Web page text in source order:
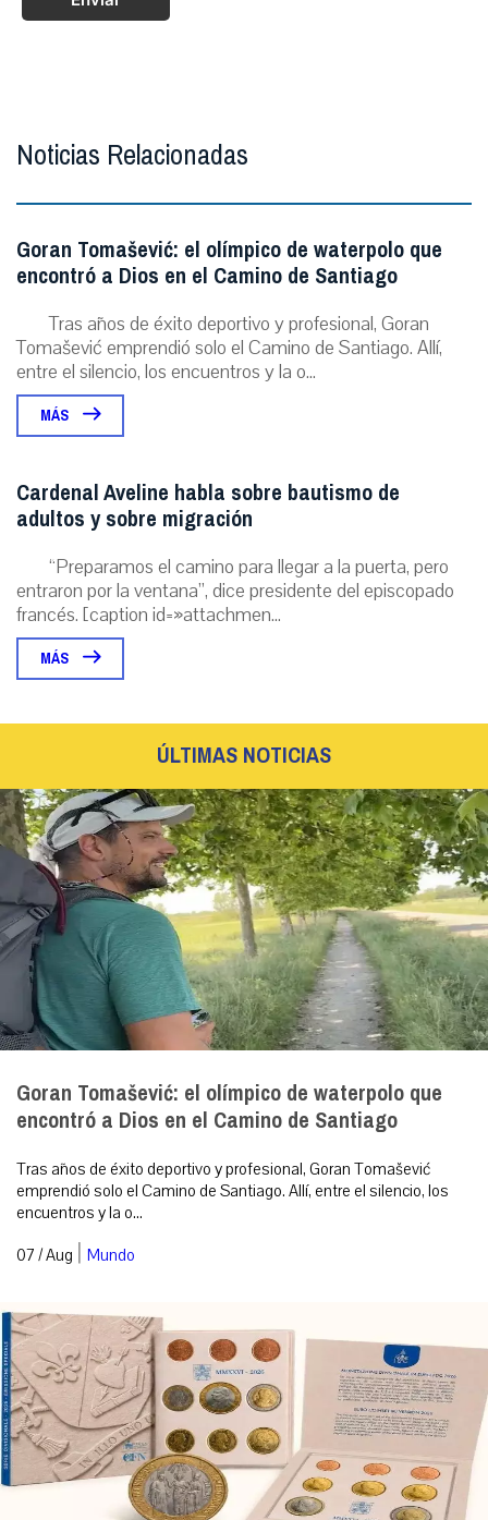
Noticias Relacionadas
Goran Tomašević: el olímpico de waterpolo que
encontró a Dios en el Camino de Santiago
Tras años de éxito deportivo y profesional, Goran
Tomašević emprendió solo el Camino de Santiago. Allí,
entre el silencio, los encuentros y la o...
MÁS
Cardenal Aveline habla sobre bautismo de
adultos y sobre migración
“Preparamos el camino para llegar a la puerta, pero
entraron por la ventana”, dice presidente del episcopado
francés. [caption id=»attachmen...
MÁS
ÚLTIMAS NOTICIAS
Goran Tomašević: el olímpico de waterpolo que
encontró a Dios en el Camino de Santiago
Tras años de éxito deportivo y profesional, Goran Tomašević
emprendió solo el Camino de Santiago. Allí, entre el silencio, los
encuentros y la o...
07 / Aug | Mundo